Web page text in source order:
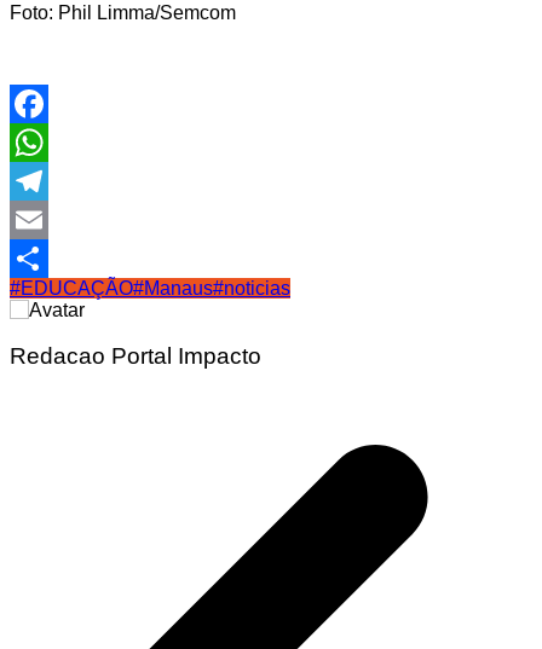
Foto: Phil Limma/Semcom
Facebook
WhatsApp
Telegram
Email
Share
#EDUCAÇÃO#Manaus#noticias
Redacao Portal Impacto